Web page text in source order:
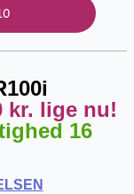
kr. lige nu!
16